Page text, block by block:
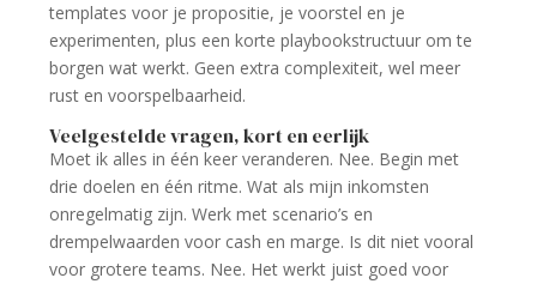
templates voor je propositie, je voorstel en je
experimenten, plus een korte playbookstructuur om te
borgen wat werkt. Geen extra complexiteit, wel meer
rust en voorspelbaarheid.
Veelgestelde vragen, kort en eerlijk
Moet ik alles in één keer veranderen. Nee. Begin met
drie doelen en één ritme. Wat als mijn inkomsten
onregelmatig zijn. Werk met scenario’s en
drempelwaarden voor cash en marge. Is dit niet vooral
voor grotere teams. Nee. Het werkt juist goed voor